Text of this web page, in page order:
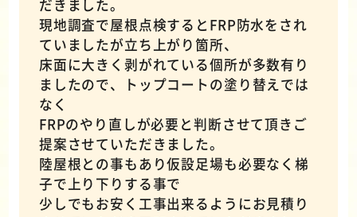
だきました。
現地調査で屋根点検するとFRP防水をされ
ていましたが立ち上がり箇所、
床面に大きく剥がれている個所が多数有り
ましたので、トップコートの塗り替えでは
なく
FRPのやり直しが必要と判断させて頂きご
提案させていただきました。
陸屋根との事もあり仮設足場も必要なく梯
子で上り下りする事で
少しでもお安く工事出来るようにお見積り